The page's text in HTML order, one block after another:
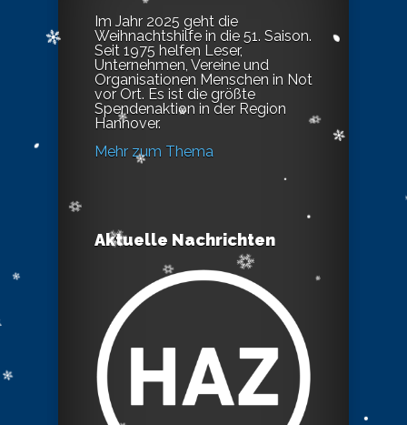
Im Jahr 2025 geht die
Weihnachtshilfe in die 51. Saison.
Seit 1975 helfen Leser,
Unternehmen, Vereine und
Organisationen Menschen in Not
vor Ort. Es ist die größte
Spendenaktion in der Region
Hannover.
Mehr zum Thema
Aktuelle Nachrichten